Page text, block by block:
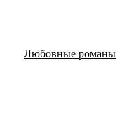
Любовные романы